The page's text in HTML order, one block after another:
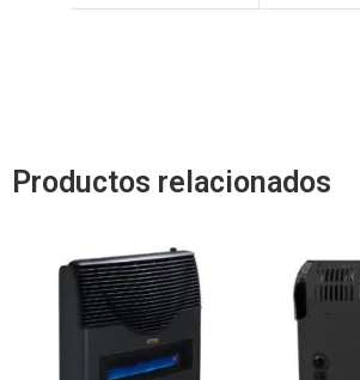
Productos relacionados